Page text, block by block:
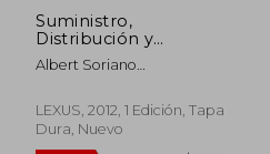
Suministro,
Distribución y
Evacuación Interior
de Agua Sanitaria
Albert Soriano
Pancorbo Floristán
LEXUS, 2012, 1 Edición, Tapa
Dura, Nuevo